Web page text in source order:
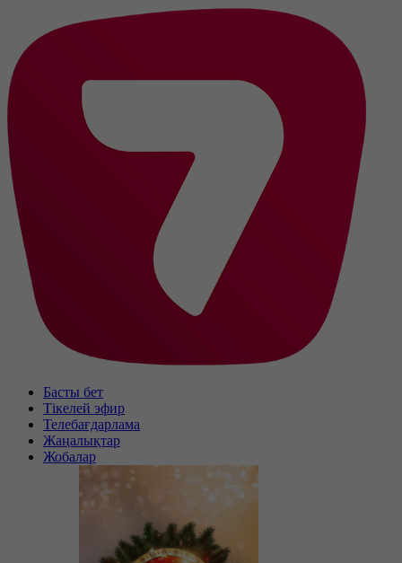
Басты бет
Тікелей эфир
Телебағдарлама
Жаңалықтар
Жобалар